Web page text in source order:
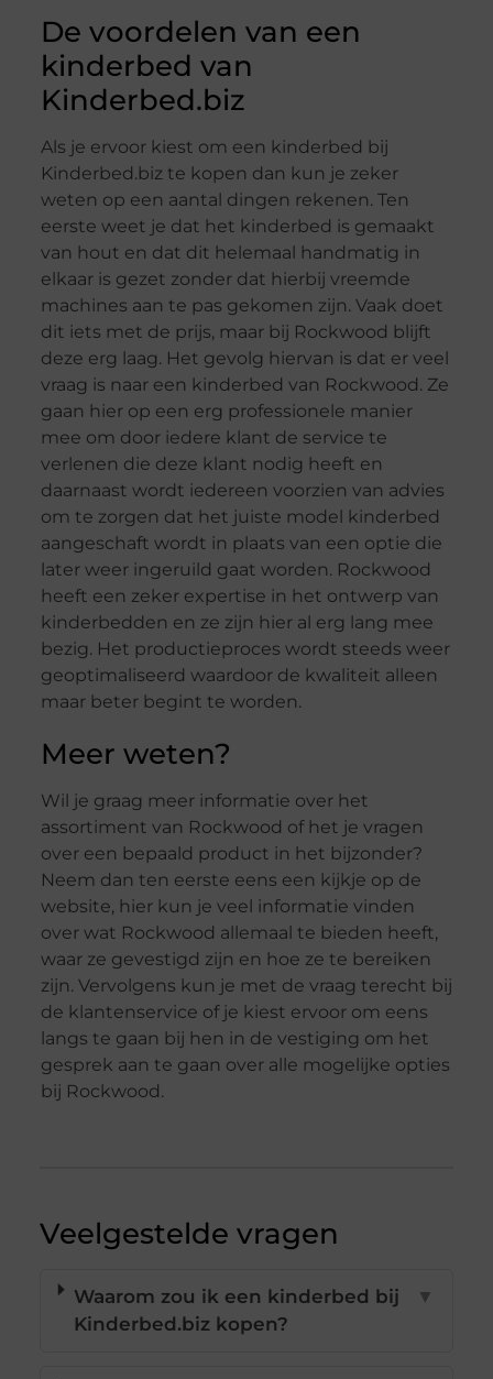
De voordelen van een
kinderbed van
Kinderbed.biz
Als je ervoor kiest om een kinderbed bij
Kinderbed.biz te kopen dan kun je zeker
weten op een aantal dingen rekenen. Ten
eerste weet je dat het kinderbed is gemaakt
van hout en dat dit helemaal handmatig in
elkaar is gezet zonder dat hierbij vreemde
machines aan te pas gekomen zijn. Vaak doet
dit iets met de prijs, maar bij Rockwood blijft
deze erg laag. Het gevolg hiervan is dat er veel
vraag is naar een kinderbed van Rockwood. Ze
gaan hier op een erg professionele manier
mee om door iedere klant de service te
verlenen die deze klant nodig heeft en
daarnaast wordt iedereen voorzien van advies
om te zorgen dat het juiste model kinderbed
aangeschaft wordt in plaats van een optie die
later weer ingeruild gaat worden. Rockwood
heeft een zeker expertise in het ontwerp van
kinderbedden en ze zijn hier al erg lang mee
bezig. Het productieproces wordt steeds weer
geoptimaliseerd waardoor de kwaliteit alleen
maar beter begint te worden.
Meer weten?
Wil je graag meer informatie over het
assortiment van Rockwood of het je vragen
over een bepaald product in het bijzonder?
Neem dan ten eerste eens een kijkje op de
website, hier kun je veel informatie vinden
over wat Rockwood allemaal te bieden heeft,
waar ze gevestigd zijn en hoe ze te bereiken
zijn. Vervolgens kun je met de vraag terecht bij
de klantenservice of je kiest ervoor om eens
langs te gaan bij hen in de vestiging om het
gesprek aan te gaan over alle mogelijke opties
bij Rockwood.
Veelgestelde vragen
Waarom zou ik een kinderbed bij
Kinderbed.biz kopen?
▼